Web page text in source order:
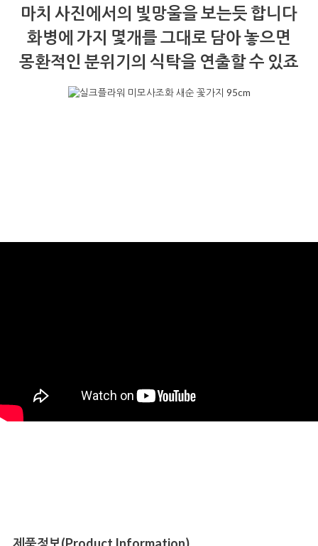
마치 사진에서의 빛망울을 보는듯 합니다
화병에 가지 몇개를 그대로 담아 놓으면
몽환적인 분위기의 식탁을 연출할 수 있죠